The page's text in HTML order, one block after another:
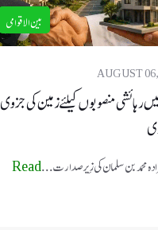
بین الاقوامی
AUGUST
منصوبوں کیلئے زمین کی جزوی
محمد بن سلمان کی زیرِ صدارت ...Read